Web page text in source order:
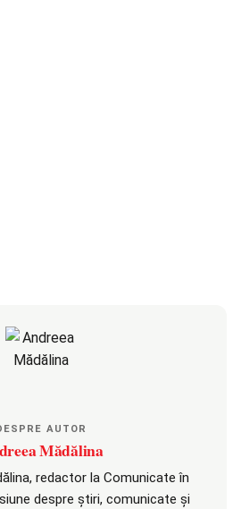
AUTOR
Mădălina
redactor la Comunicate în
despre știri, comunicate și